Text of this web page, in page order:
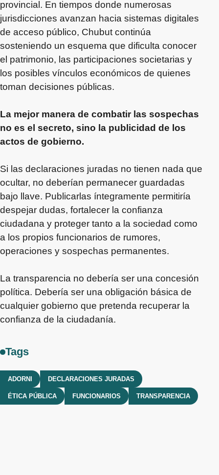
provincial. En tiempos donde numerosas
jurisdicciones avanzan hacia sistemas digitales
de acceso público, Chubut continúa
sosteniendo un esquema que dificulta conocer
el patrimonio, las participaciones societarias y
los posibles vínculos económicos de quienes
toman decisiones públicas.
La mejor manera de combatir las sospechas
no es el secreto, sino la publicidad de los
actos de gobierno.
Si las declaraciones juradas no tienen nada que
ocultar, no deberían permanecer guardadas
bajo llave. Publicarlas íntegramente permitiría
despejar dudas, fortalecer la confianza
ciudadana y proteger tanto a la sociedad como
a los propios funcionarios de rumores,
operaciones y sospechas permanentes.
La transparencia no debería ser una concesión
política. Debería ser una obligación básica de
cualquier gobierno que pretenda recuperar la
confianza de la ciudadanía.
Tags
ADORNI DECLARACIONES JURADAS
ÉTICA PÚBLICA FUNCIONARIOS TRANSPARENCIA